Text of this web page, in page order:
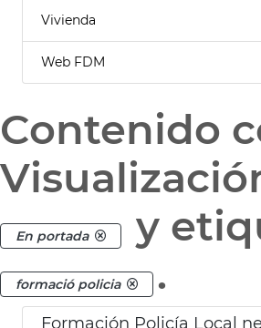
Vivienda
Web FDM
Contenido
En portada y
formació policia .